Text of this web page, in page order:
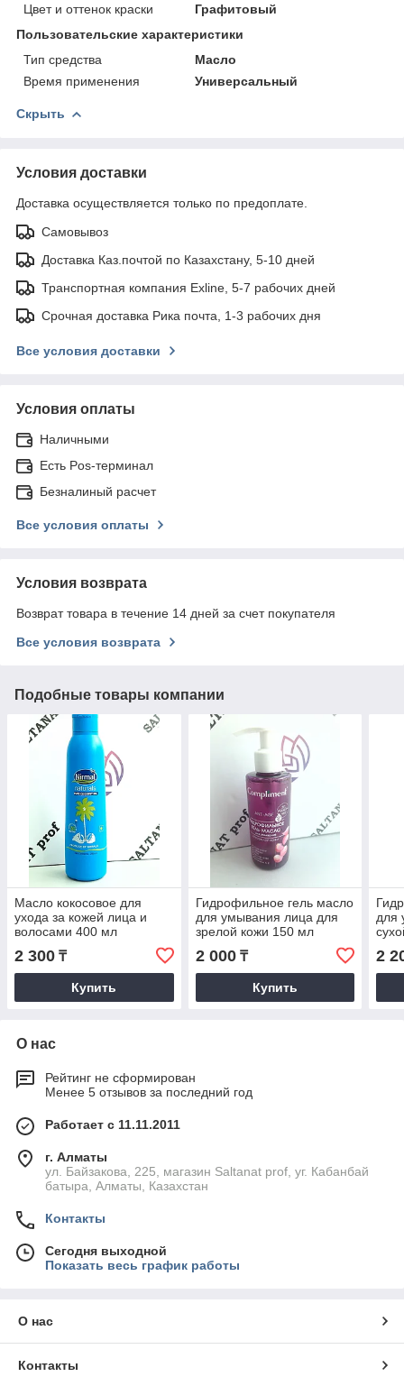
Цвет и оттенок краски
Графитовый
Пользовательские характеристики
Тип средства
Масло
Время применения
Универсальный
Скрыть
Условия доставки
Доставка осуществляется только по предоплате.
Самовывоз
Доставка Каз.почтой по Казахстану, 5-10 дней
Транспортная компания Exline, 5-7 рабочих дней
Срочная доставка Рика почта, 1-3 рабочих дня
Все условия доставки
Условия оплаты
Наличными
Есть Pos-терминал
Безналиный расчет
Все условия оплаты
Условия возврата
Возврат товара в течение 14 дней за счет покупателя
Все условия возврата
Подобные товары компании
Масло кокосовое для
ухода за кожей лица и
волосами 400 мл
2 300 ₸
Купить
Гидрофильное гель масло
для умывания лица для
зрелой кожи 150 мл
2 000₸
Купить
для
2
О нас
Рейтинг не сформирован
Менее 5 отзывов за последний год
Работает с 11.11.2011
г. Алматы
ул. Байзакова, 225, магазин Saltanat prof, уг. Кабанбай
батыра, Алматы, Казахстан
Контакты
Сегодня выходной
Показать весь график работы
О нас
Контакты